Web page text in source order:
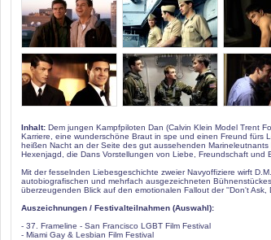
Inhalt: Dem jungen Kampfpiloten Dan (Calvin Klein Model Trent
Karriere, eine wunderschöne Braut in spe und einen Freund fürs
heißen Nacht an der Seite des gut aussehenden
Hexenjagd, die Dans Vorstellungen von Liebe, Freundschaft und
Mit der fesselnden Liebesgeschichte zweier Navyoffiziere wirft
autobiografischen und mehrfach ausgezeichneten
überzeugenden Blick auf den emotionalen Fallout der ''Don't Ask,
Auszeichnungen / Festivalteilnahmen (Auswahl):
- 37. Frameline - San Francisco LGBT Film Festival
- Miami Gay & Lesbian Film Festival